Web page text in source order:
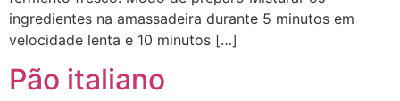
ingredientes na amassadeira durante 5 minutos em
velocidade lenta e 10 minutos […]
Pão italiano